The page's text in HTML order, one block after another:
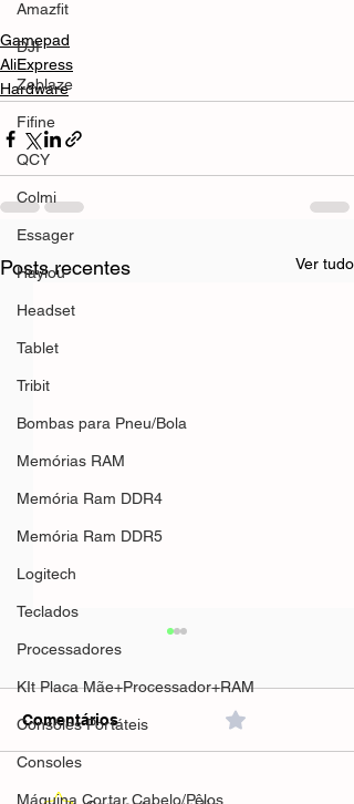
Amazfit
DJI
Zeblaze
Fifine
QCY
Colmi
Essager
Haylou
Headset
Tablet
Tribit
Bombas para Pneu/Bola
Memórias RAM
Memória Ram DDR4
Memória Ram DDR5
Logitech
Teclados
Processadores
KIt Placa Mãe+Processador+RAM
Consoles Portáteis
Consoles
Máquina Cortar Cabelo/Pêlos
Gamepad
AliExpress
Hardware
Posts recentes Ver tudo
Comentários